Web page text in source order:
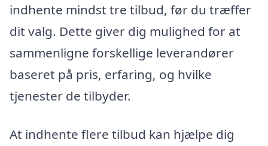
indhente mindst tre tilbud, før du træffer
dit valg. Dette giver dig mulighed for at
sammenligne forskellige leverandører
baseret på pris, erfaring, og hvilke
tjenester de tilbyder.
At indhente flere tilbud kan hjælpe dig